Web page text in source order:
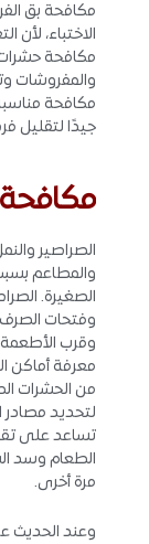
مكافحة بق
الاختباء،
مكافحة
والمفروشات
مكافحة
جيدًا لتقليل
مكافحة
الصراصير
والمطاعم
الصغيرة.
وفتحات
وقرب
معرفة أماكن
من الحشرات
لتحديد
تساعد على
الطعام وسد
مرة أخرى.
وعند الحديث